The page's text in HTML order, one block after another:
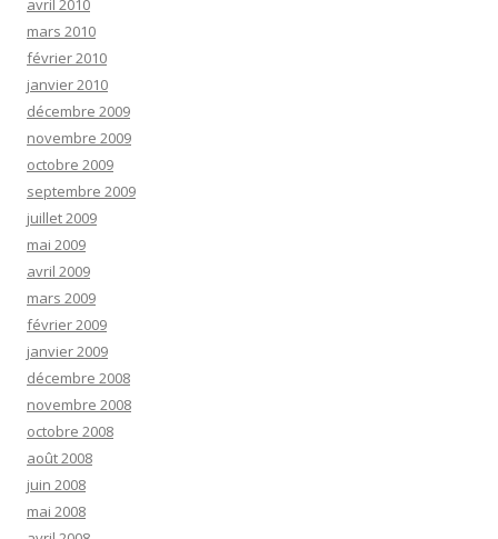
avril 2010
mars 2010
février 2010
janvier 2010
décembre 2009
novembre 2009
octobre 2009
septembre 2009
juillet 2009
mai 2009
avril 2009
mars 2009
février 2009
janvier 2009
décembre 2008
novembre 2008
octobre 2008
août 2008
juin 2008
mai 2008